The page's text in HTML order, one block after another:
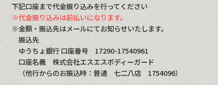
下記口座まで代金振り込みを行ってください
※代金振り込みは前払いになります。
※金額・振込先はメールにてお知らせいたします。
振込先
ゆうちょ銀行 口座番号 17290-17540961
口座名義 株式会社エスエスボディーガード
（他行からのお振込時：普通 七二八店 1754096）